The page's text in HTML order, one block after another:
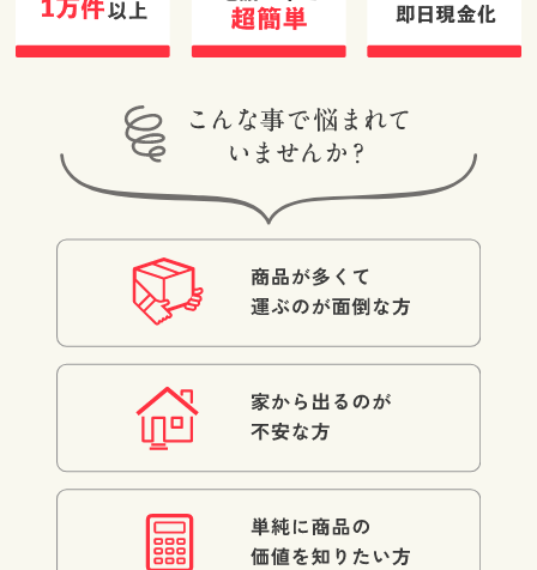
方の対応も非常
に良かったで